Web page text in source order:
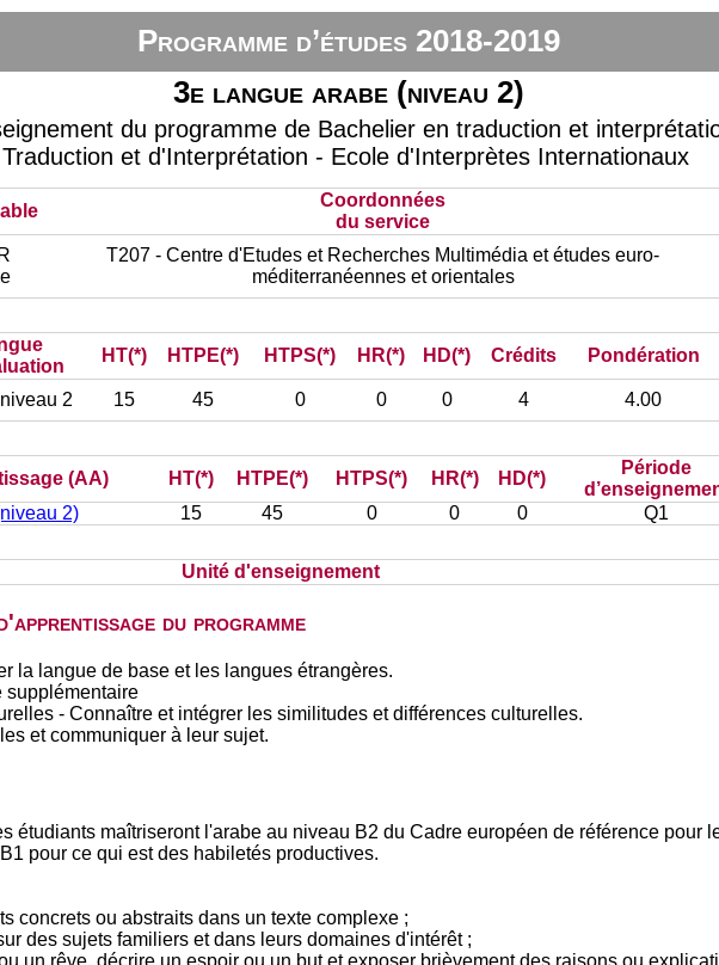
Programme d’études 2018-2019
3e langue arabe (niveau 2)
du programme de Bachelier en traduction et
et d'Interprétation - Ecole d'Interprètes Internationaux
Coordonnées
du service
T207 - Centre d'Etudes et Recherches Multimédia et études euro-
méditerranéennes et orientales
HT(*) HTPE(*) HTPS(*) HR(*) HD(*) Crédits Pondération
2 15 45 0 0 0 4 4.00
(AA) HT(*) HTPE(*) HTPS(*) HR(*) HD(*)
Période
2) 15 45 0 0 0 Q1
Unité d'enseignement
du programme
la langue de base et les langues étrangères.
supplémentaire
- Connaître et intégrer les similitudes et différences culturelles.
et communiquer à leur sujet.
étudiants maîtriseront l'arabe au niveau B2 du Cadre européen de référence pour
pour ce qui est des habiletés productives.
concrets ou abstraits dans un texte complexe ;
des sujets familiers et dans leurs domaines d'intérêt ;
un rêve, décrire un espoir ou un but et exposer brièvement des raisons ou